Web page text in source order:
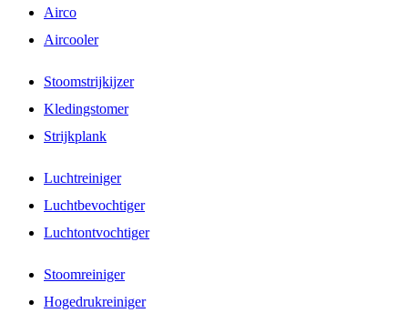
Airco
Aircooler
Stoomstrijkijzer
Kledingstomer
Strijkplank
Luchtreiniger
Luchtbevochtiger
Luchtontvochtiger
Stoomreiniger
Hogedrukreiniger